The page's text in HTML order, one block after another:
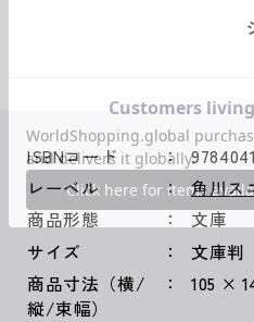
ISBNコード
レーベル
角川ス
商品形態
文庫
サイズ
文庫判
商品寸法（横/
縦/束幅）
105 ×